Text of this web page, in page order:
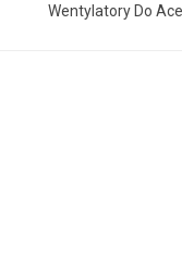
Wentylatory Do